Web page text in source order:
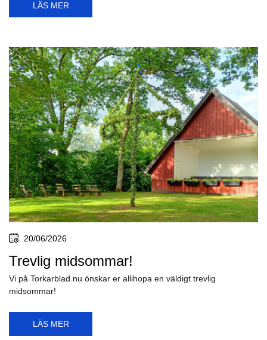
LÄS MER
20/06/2026
Trevlig midsommar!
Vi på Torkarblad.nu önskar er allihopa en väldigt trevlig
midsommar!
LÄS MER